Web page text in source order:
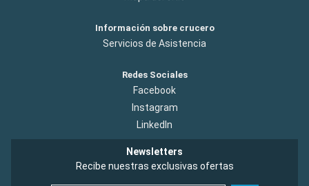
Información sobre crucero
Servicios de Asistencia
Redes Sociales
Facebook
Instagram
LinkedIn
Newsletters
Recibe nuestras exclusivas ofertas